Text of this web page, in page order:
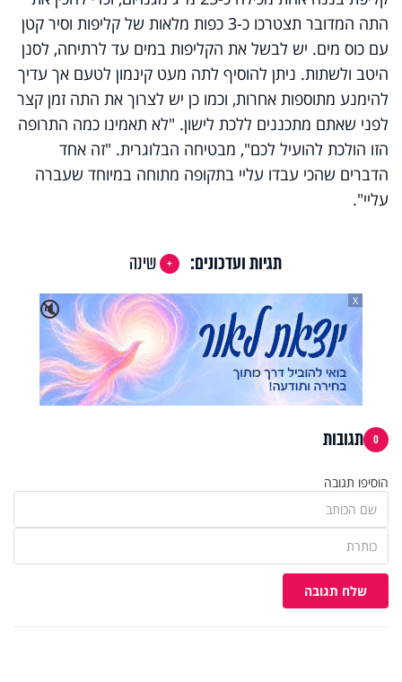
התה המדובר תצטרכו כ-3 כפות מלאות של קליפות וסיר קטן
עם כוס מים. יש לבשל את הקליפות במים עד לרתיחה, לסנן
היטב ולשתות. ניתן להוסיף לתה מעט קינמון לטעם אך עדיך
להימנע מתוספות אחרות, וכמו כן יש לצרוך את התה זמן קצר
לפני שאתם מתכננים ללכת לישון. "לא תאמינו כמה התרופה
הזו הולכת להועיל לכם", מבטיחה הבלוגרית. "זה אחד
הדברים שהכי עבדו עליי בתקופה מתוחה במיוחד שעברה
עליי".
תגיות ועדכונים:
שינה
🔇
X
0 תגובות
הוסיפו תגובה
שלח תגובה